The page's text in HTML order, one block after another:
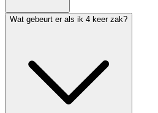
Wat gebeurt er als ik 4 keer zak?